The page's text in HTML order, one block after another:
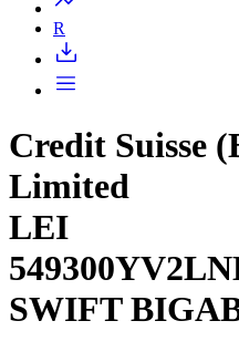
R
Credit Suisse
Limited
LEI
SWIFT